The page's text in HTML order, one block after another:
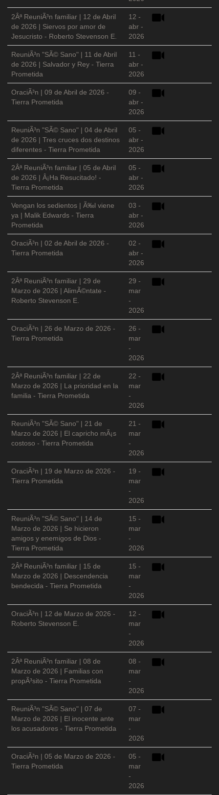
2Âª ReuniÃ³n familiar | 12 de Abril
de 2026 | Siervos por amor de
Jesucristo - Roberto Stevenson E.
12 -
abr -
2026
ReuniÃ³n "SÃ© Sano" | 11 de Abril
de 2026 | Salvador y Rey - Tierra
Prometida
11 -
abr -
2026
OraciÃ³n | 09 de Abril de 2026 -
Tierra Prometida
09 -
abr -
2026
ReuniÃ³n "SÃ© Sano" | 04 de Abril
de 2026 | Tres cruces dos destinos
diferentes - Tierra Prometida
05 -
abr -
2026
2Âª ReuniÃ³n familiar | 05 de Abril
de 2026 | Â¡Ha Resucitado! -
Tierra Prometida
05 -
abr -
2026
Vengan los sedientos | Ã‰l viene
ya | Malik Edwards - Tierra
Prometida
03 -
abr -
2026
OraciÃ³n | 02 de Abril de 2026 -
Tierra Prometida
02 -
abr -
2026
2Âª ReuniÃ³n familiar | 29 de
Marzo de 2026 | AlimÃ©ntate -
Roberto Stevenson E.
29 -
mar
-
2026
OraciÃ³n | 26 de Marzo de 2026 -
Tierra Prometida
26 -
mar
-
2026
2Âª ReuniÃ³n familiar | 22 de
Marzo de 2026 | La prioridad en la
familia - Tierra Prometida
22 -
mar
-
2026
ReuniÃ³n "SÃ© Sano" | 21 de
Marzo de 2026 | El capricho mÃ¡s
costoso - Tierra Prometida
21 -
mar
-
2026
OraciÃ³n | 19 de Marzo de 2026 -
Tierra Prometida
19 -
mar
-
2026
ReuniÃ³n "SÃ© Sano" | 14 de
Marzo de 2026 | Se hicieron
amigos y enemigos de Dios -
Tierra Prometida
15 -
mar
-
2026
2Âª ReuniÃ³n familiar | 15 de
Marzo de 2026 | Descendencia
bendecida - Tierra Prometida
15 -
mar
-
2026
OraciÃ³n | 12 de Marzo de 2026 -
Roberto Stevenson E.
12 -
mar
-
2026
2Âª ReuniÃ³n familiar | 08 de
Marzo de 2026 | Familias con
propÃ³sito - Tierra Prometida
08 -
mar
-
2026
ReuniÃ³n "SÃ© Sano" | 07 de
Marzo de 2026 | El inocente ante
los acusadores - Tierra Prometida
07 -
mar
-
2026
OraciÃ³n | 05 de Marzo de 2026 -
Tierra Prometida
05 -
mar
-
2026